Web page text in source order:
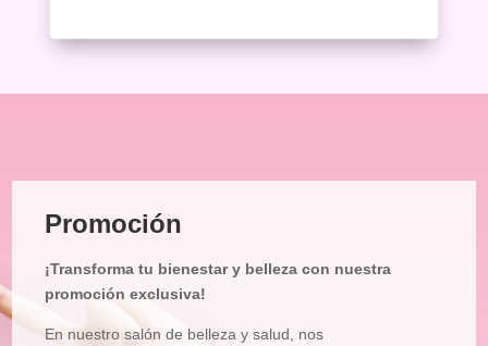
Promoción
¡Transforma tu bienestar y belleza con nuestra
promoción exclusiva!
En nuestro salón de belleza y salud, nos